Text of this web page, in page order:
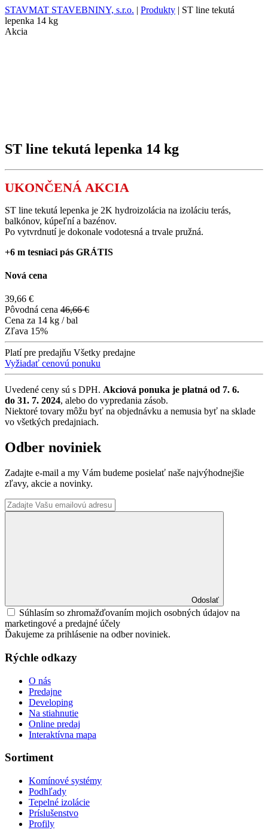
STAVMAT STAVEBNINY, s.r.o. | Produkty | ST line tekutá
lepenka 14 kg
Akcia
ST line tekutá lepenka 14 kg
UKONČENÁ AKCIA
ST line tekutá lepenka je 2K hydroizolácia na izoláciu terás,
balkónov, kúpeľní a bazénov.
Po vytvrdnutí je dokonale vodotesná a trvale pružná.
+6 m tesniaci pás GRÁTIS
Nová cena
39,66 €
Pôvodná cena 46,66 €
Cena za 14 kg / bal
Zľava 15%
Platí pre predajňu Všetky predajne
Vyžiadať cenovú ponuku
Uvedené ceny sú s DPH. Akciová ponuka je platná od 7. 6.
do 31. 7. 2024, alebo do vypredania zásob.
Niektoré tovary môžu byť na objednávku a nemusia byť na sklade
vo všetkých predajniach.
Odber noviniek
Zadajte e-mail a my Vám budeme posielať naše najvýhodnejšie
zľavy, akcie a novinky.
Odoslať
Súhlasím so zhromažďovaním mojich osobných údajov na
marketingové a predajné účely
Ďakujeme za prihlásenie na odber noviniek.
Rýchle odkazy
O nás
Predajne
Developing
Na stiahnutie
Online predaj
Interaktívna mapa
Sortiment
Komínové systémy
Podhľady
Tepelné izolácie
Príslušenstvo
Profily